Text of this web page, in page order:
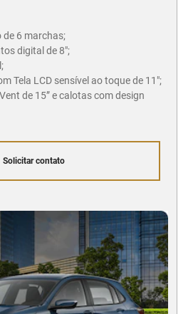
6 marchas;
digital de 8";
Tela LCD sensível ao toque de 11";
de 15” e calotas com design
Solicitar contato